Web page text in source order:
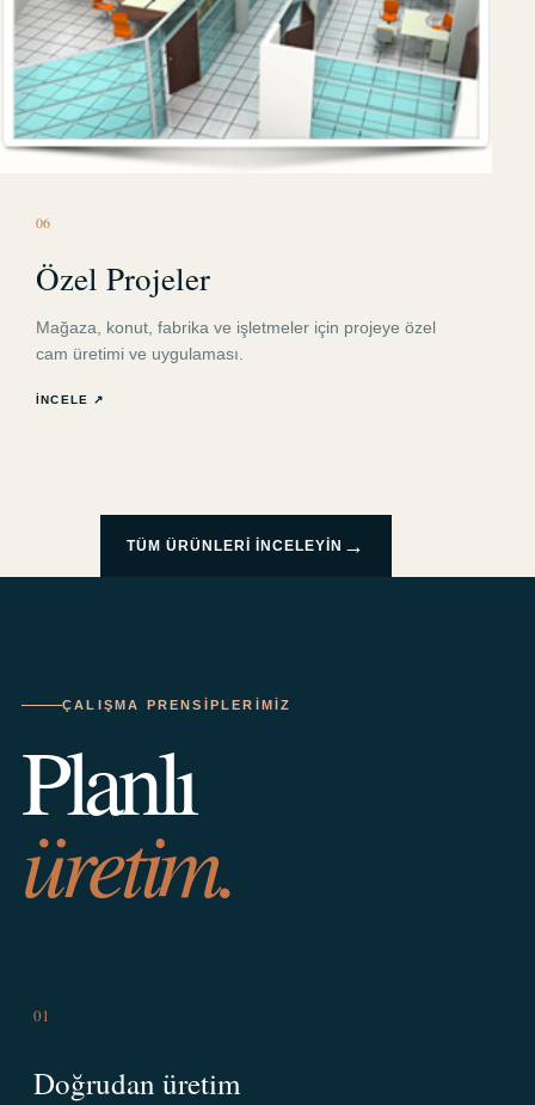
06
Özel Projeler
Mağaza, konut, fabrika ve işletmeler için projeye özel
cam üretimi ve uygulaması.
İNCELE ↗
TÜM ÜRÜNLERI INCELEYIN →
ÇALIŞMA PRENSIPLERIMIZ
Planlı
üretim.
01
Doğrudan üretim